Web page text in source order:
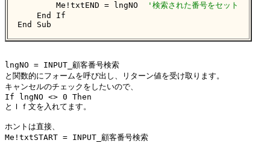
        Me!txtEND = lngNO
'検索された番号をセット
    End If
End Sub
lngNO = INPUT_顧客番号検索
と関数的にフォームを呼び出し、リターン値を受け取ります。
キャンセルのチェックをしたいので、
If lngNO <> 0 Then
とＩｆ文を入れてます。
ホントは直接、
Me!txtSTART = INPUT_顧客番号検索